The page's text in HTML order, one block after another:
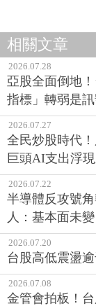
相關文章
2026.07.28
亞股全面倒地
指標」轉弱是
2026.07.27
全民炒股時代
巨頭AI支出浮
2026.07.22
半導體反攻號
人：基本面未變
2026.07.20
台股高低震盪
2026.07.08
金管會拍板！